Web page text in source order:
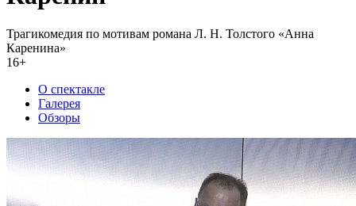
Трагикомедия по мотивам романа Л. Н. Толстого «Анна
Каренина»
16+
О спектакле
Галерея
Обзоры